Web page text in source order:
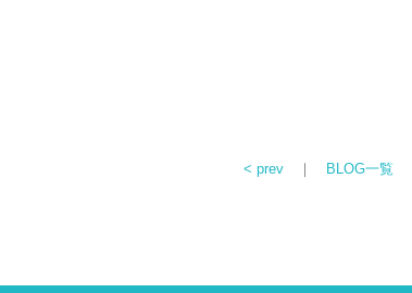
< prev ｜ BLOG一覧